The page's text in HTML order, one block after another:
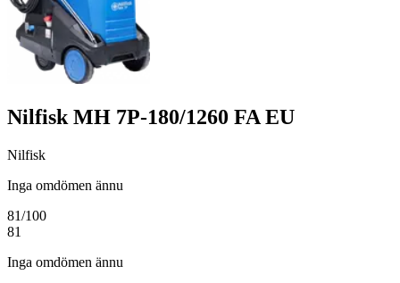
Nilfisk MH 7P-180/1260 FA EU
Nilfisk
Inga omdömen ännu
81/100
81
Inga omdömen ännu